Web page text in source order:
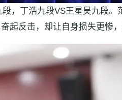
，丁浩九段VS王星昊九段
起反击，却让自身损失更惨